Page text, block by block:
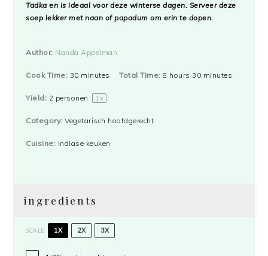
Tadka en is ideaal voor deze winterse dagen. Serveer deze
soep lekker met naan of papadum om erin te dopen.
Author: Nanda Appelman
Cook Time: 30 minutes Total Time: 8 hours 30 minutes
Yield: 2 personen 1x
Category: Vegetarisch hoofdgerecht
Cuisine: Indiase keuken
ingredients
SCALE 1X 2X 3X